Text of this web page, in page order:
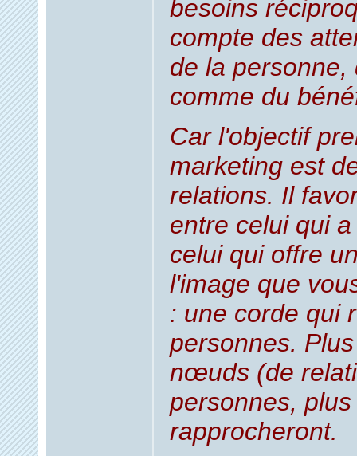
besoins
compte des
de la personne,
comme du
Car l'objectif
marketing est
relations. Il
entre celui qui
celui qui offre
l'image que
: une corde qui
personnes.
nœuds (de
personnes,
rapprocheront.